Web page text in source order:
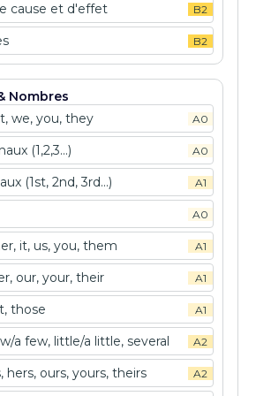
cause et d'effet B2
B2
Nombres
we, you, they
A0
(1,2,3...) A0
(1st, 2nd, 3rd...) A1
A0
it, us, you, them A1
our, your, their A1
those A1
a few, little/a little, several A2
hers, ours, yours, theirs A2